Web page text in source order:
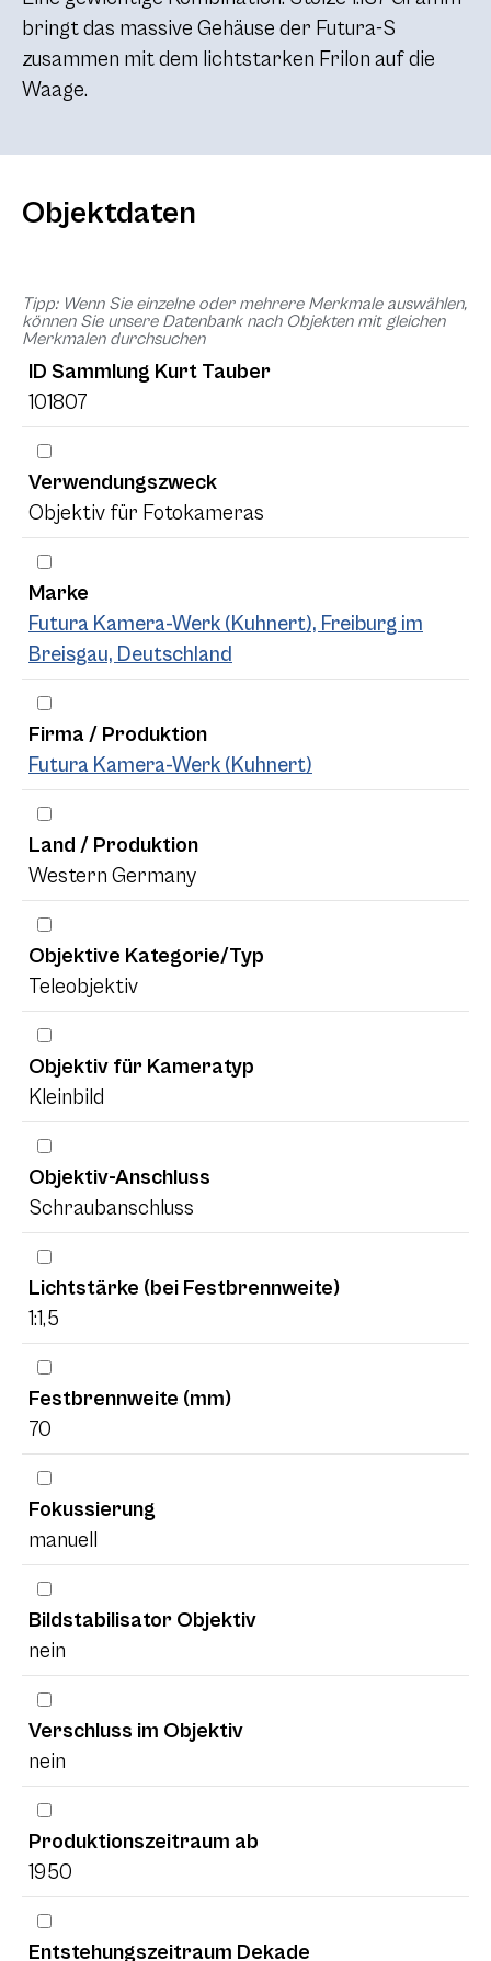
bringt das massive Gehäuse der Futura-S
zusammen mit dem lichtstarken Frilon auf die
Waage.
Objektdaten
Tipp: Wenn Sie einzelne oder mehrere Merkmale auswählen,
können Sie unsere Datenbank nach Objekten mit gleichen
Merkmalen durchsuchen
ID Sammlung Kurt Tauber
101807
Verwendungszweck
Objektiv für Fotokameras
Marke
Futura Kamera-Werk (Kuhnert), Freiburg im
Breisgau, Deutschland
Firma / Produktion
Futura Kamera-Werk (Kuhnert)
Land / Produktion
Western Germany
Objektive Kategorie/Typ
Teleobjektiv
Objektiv für Kameratyp
Kleinbild
Objektiv-Anschluss
Schraubanschluss
Lichtstärke (bei Festbrennweite)
1:1,5
Festbrennweite (mm)
70
Fokussierung
manuell
Bildstabilisator Objektiv
nein
Verschluss im Objektiv
nein
Produktionszeitraum ab
1950
Entstehungszeitraum Dekade